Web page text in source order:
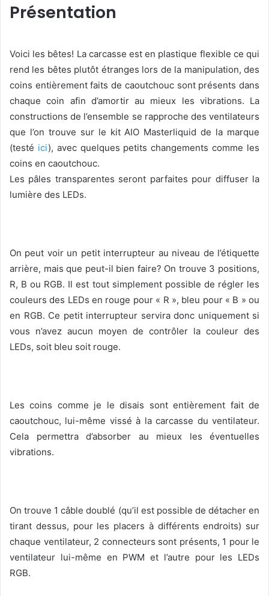
Présentation
Voici les bêtes! La carcasse est en plastique flexible ce qui
rend les bêtes plutôt étranges lors de la manipulation, des
coins entièrement faits de caoutchouc sont présents dans
chaque coin afin d’amortir au mieux les vibrations. La
constructions de l’ensemble se rapproche des ventilateurs
que l’on trouve sur le kit AIO Masterliquid de la marque
(testé ici), avec quelques petits changements comme les
coins en caoutchouc.
Les pâles transparentes seront parfaites pour diffuser la
lumière des LEDs.
On peut voir un petit interrupteur au niveau de l’étiquette
arrière, mais que peut-il bien faire? On trouve 3 positions,
R, B ou RGB. Il est tout simplement possible de régler les
couleurs des LEDs en rouge pour « R », bleu pour « B » ou
en RGB. Ce petit interrupteur servira donc uniquement si
vous n’avez aucun moyen de contrôler la couleur des
LEDs, soit bleu soit rouge.
Les coins comme je le disais sont entièrement fait de
caoutchouc, lui-même vissé à la carcasse du ventilateur.
Cela permettra d’absorber au mieux les éventuelles
vibrations.
On trouve 1 câble doublé (qu’il est possible de détacher en
tirant dessus, pour les placers à différents endroits) sur
chaque ventilateur, 2 connecteurs sont présents, 1 pour le
ventilateur lui-même en PWM et l’autre pour les LEDs
RGB.